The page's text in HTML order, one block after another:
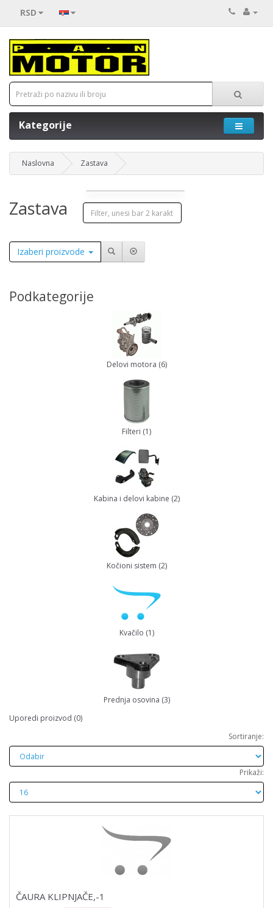
RSD
Kategorije
Naslovna Zastava
Zastava
Izaberi proizvode
Podkategorije
Delovi motora (6)
Filteri (1)
Kabina i delovi kabine (2)
Kočioni sistem (2)
Kvačilo (1)
Prednja osovina (3)
Uporedi proizvod (0)
Sortiranje:
Prikaži:
ČAURA KLIPNJAČE,-1